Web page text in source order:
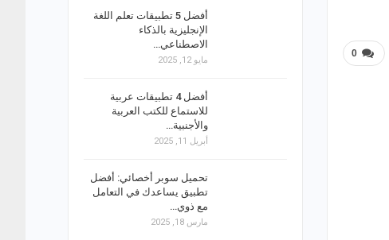
0
أفضل 5 تطبيقات تعلم اللغة
الإنجليزية بالذكاء
الاصطناعي…
مايو 12, 2025
أفضل 4 تطبيقات عربية
للاستماع للكتب العربية
والأجنبية…
أبريل 11, 2025
تحميل سوبر أخصائي: أفضل
تطبيق يساعدك في التعامل
مع ذوي…
مارس 18, 2025